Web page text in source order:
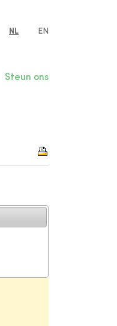
NL EN
Steun ons